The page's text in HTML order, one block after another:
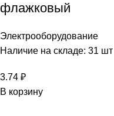
флажковый
Электрооборудование
Наличие на складе: 31 шт
3.74 ₽
В корзину